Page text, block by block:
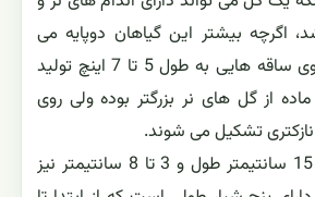
کوچک یا درختچه ای همیشه سبز،
کرکدار و سریع الرشد است که می تواند حدود 10 متر نیز طول
ی گیاهی یکی از والدین گونه ی هیبرید
باباکو پاپایا (Babaco papaya) می باشد. ساقه ساده ،کلفت و
انشعاب می باشد. گاهی هم انشعاباتی
می آید. برگ های گیاه به صورت انتهایی